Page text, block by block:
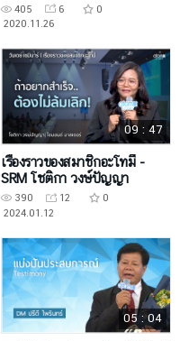
405 6
0
2020.11.26
09 : 47
เรื่องราวของสมาชิกอะโทมี่ -
SRM โชติกา วงษ์ปัญญา
390 12
0
2024.01.12
05 : 04